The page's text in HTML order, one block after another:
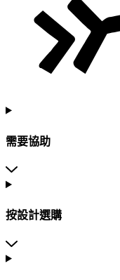
需要協助
按設計選購